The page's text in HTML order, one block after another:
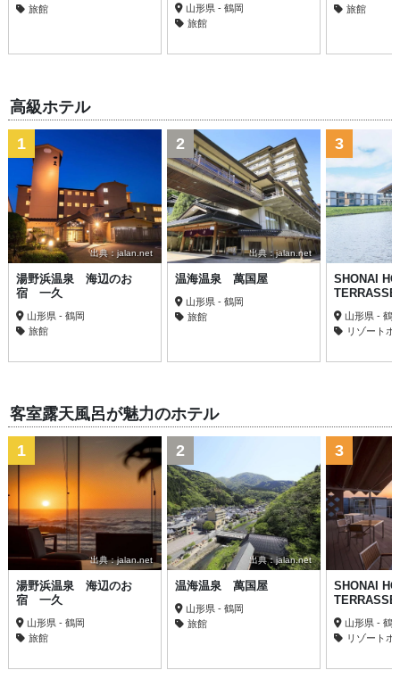
旅館
山形県 - 鶴岡
旅館
旅館
高級ホテル
出典：jalan.net
1
湯野浜温泉 海辺のお
宿 一久
山形県 - 鶴岡
旅館
出典：jalan.net
2
温海温泉 萬国屋
山形県 - 鶴岡
旅館
3
SHONAI
TERRASSE
山形県 - 鶴
リゾートホ
客室露天風呂が魅力のホテル
出典：jalan.net
1
湯野浜温泉 海辺のお
宿 一久
山形県 - 鶴岡
旅館
出典：jalan.net
2
温海温泉 萬国屋
山形県 - 鶴岡
旅館
3
SHONAI
TERRASSE
山形県 - 鶴
リゾートホ